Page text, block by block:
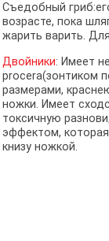
Съедобный
возрасте, пока
жарить варить.
Двойники: Имеет
procera(зонтиком
размерами,
ножки. Имеет
токсичную
эффектом,
книзу ножкой.